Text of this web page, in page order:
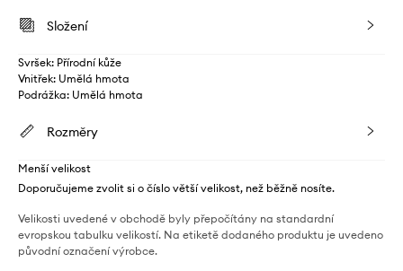
Složení
Svršek: Přírodní kůže
Vnitřek: Umělá hmota
Podrážka: Umělá hmota
Rozměry
Menší velikost
Doporučujeme zvolit si o číslo větší velikost, než běžně nosíte.
Velikosti uvedené v obchodě byly přepočítány na standardní
evropskou tabulku velikostí. Na etiketě dodaného produktu je uvedeno
původní označení výrobce.